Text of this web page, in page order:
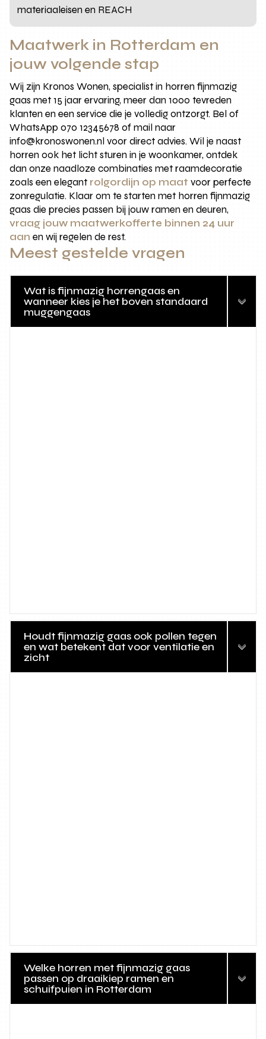
materiaaleisen en REACH
Maatwerk in Rotterdam en
jouw volgende stap
Wij zijn Kronos Wonen, specialist in horren fijnmazig
gaas met 15 jaar ervaring, meer dan 1000 tevreden
klanten en een service die je volledig ontzorgt. Bel of
WhatsApp 070 12345678 of mail naar
info@kronoswonen.nl voor direct advies. Wil je naast
horren ook het licht sturen in je woonkamer, ontdek
dan onze naadloze combinaties met raamdecoratie
zoals een elegant rolgordijn op maat voor perfecte
zonregulatie. Klaar om te starten met horren fijnmazig
gaas die precies passen bij jouw ramen en deuren,
vraag jouw maatwerkofferte binnen 24 uur
aan en wij regelen de rest.
Meest gestelde vragen
Wat is fijnmazig horrengaas en
wanneer kies je het boven standaard
muggengaas
Houdt fijnmazig gaas ook pollen tegen
en wat betekent dat voor ventilatie en
zicht
Welke horren met fijnmazig gaas
passen op draaikiep ramen en
schuifpuien in Rotterdam